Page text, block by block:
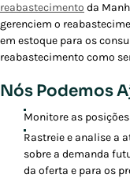
reabastecimento da
gerenciem o
em estoque para os
reabastecimento como
Nós Podemos
Monitore as
Rastreie e analise a
sobre a demanda
da oferta e para os